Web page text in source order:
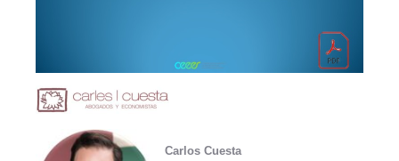
Carlos Cuesta